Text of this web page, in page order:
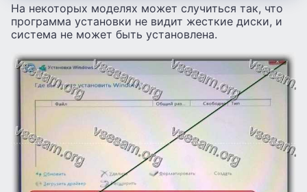
На некоторых моделях может случиться так, что
программа установки не видит жесткие диски, и
система не может быть установлена.